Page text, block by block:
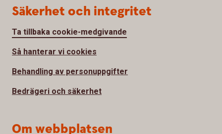
Säkerhet och integritet
Ta tillbaka cookie-medgivande
Så hanterar vi cookies
Behandling av personuppgifter
Bedrägeri och säkerhet
Om webbplatsen